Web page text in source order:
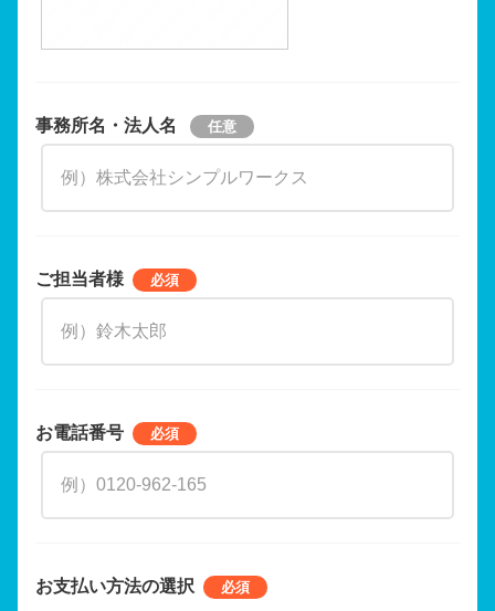
事務所名・法人名
ご担当者様
お電話番号
お支払い方法の選択